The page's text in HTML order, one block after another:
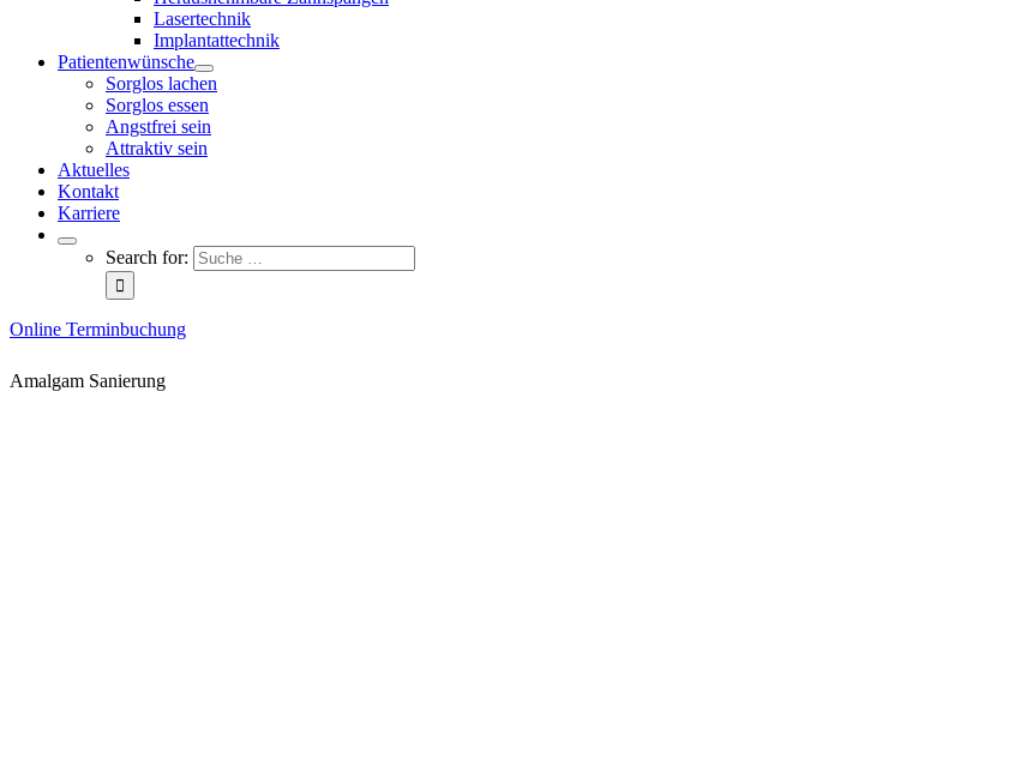
Lasertechnik
Implantattechnik
Patientenwünsche
Sorglos lachen
Sorglos essen
Angstfrei sein
Attraktiv sein
Aktuelles
Kontakt
Karriere
Search for:
Online Terminbuchung
Amalgam Sanierung